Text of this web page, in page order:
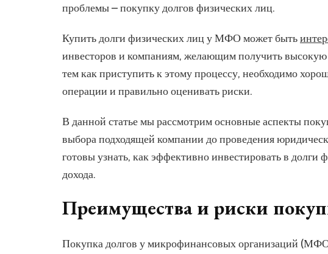
проблемы – покупку долгов физических лиц.
Купить долги физических лиц у МФО может быть
инвесторов и компаниям, желающим получить высокую
тем как приступить к этому процессу, необходимо
операции и правильно оценивать риски.
В данной статье мы рассмотрим основные аспекты
выбора подходящей компании до проведения
готовы узнать, как эффективно инвестировать в долги
дохода.
Преимущества и риски
Покупка долгов у микрофинансовых организаций